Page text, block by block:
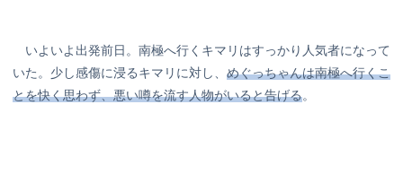
いよいよ出発前日。南極へ行くキマリはすっかり人気者になって
いた。少し感傷に浸るキマリに対し、 めぐっちゃんは南極へ行くこ
とを快く思わず、悪い噂を流す人物がいると告げる。